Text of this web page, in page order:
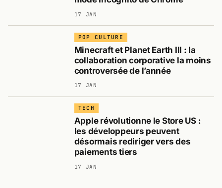
17 JAN
POP CULTURE
Minecraft et Planet Earth III : la
collaboration corporative la moins
controversée de l’année
17 JAN
TECH
Apple révolutionne le Store US :
les développeurs peuvent
désormais rediriger vers des
paiements tiers
17 JAN